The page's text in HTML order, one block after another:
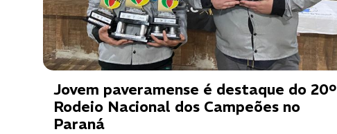
Jovem paveramense é destaque do 20º
Rodeio Nacional dos Campeões no
Paraná